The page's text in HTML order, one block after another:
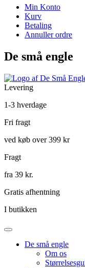
Min Konto
Kurv
Betaling
Annuller ordre
De små engle
Levering
1-3 hverdage
Fri fragt
ved køb over 399 kr
Fragt
fra 39 kr.
Gratis afhentning
I butikken
De små engle
Om os